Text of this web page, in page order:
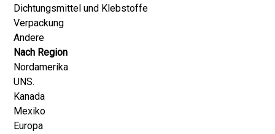
Dichtungsmittel und Klebstoffe
Verpackung
Andere
Nach Region
Nordamerika
UNS.
Kanada
Mexiko
Europa